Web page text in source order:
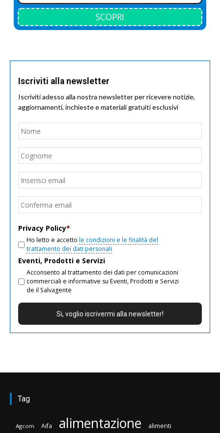
SCOPRI
Iscriviti alla newsletter
Iscriviti adesso alla nostra newsletter per ricevere notizie,
aggiornamenti, inchieste e materiali gratuiti esclusivi
Nome
Email
Privacy Policy*
Ho letto e accetto le condizioni e le finalità del
trattamento dei dati personali
Eventi, Prodotti e Servizi
Acconsento al trattamento dei dati per comunicazioni
commerciali e informative su Eventi, Prodotti e Servizi
de il Salvagente
Tag
Agcom Aifa alimentazione alimenti